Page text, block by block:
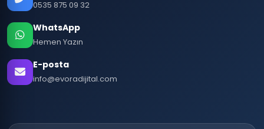
0535 875 09 32
WhatsApp
Hemen Yazın
E-posta
info@evoradijital.com